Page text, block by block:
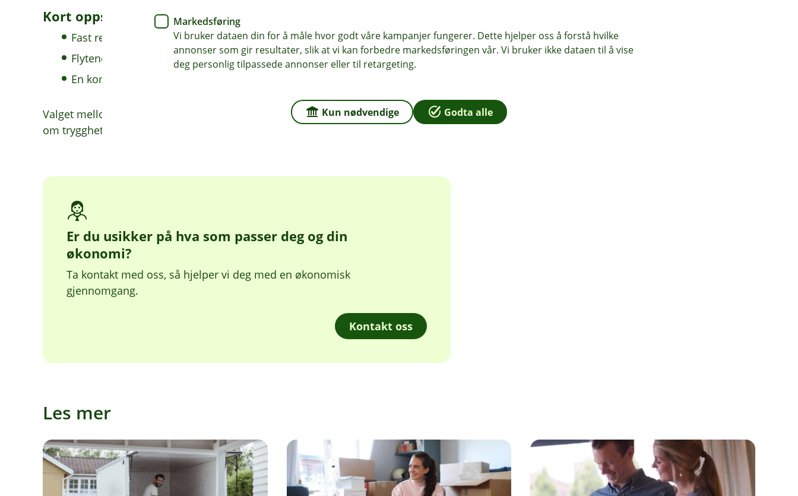
Kort oppsummert
Fast rente gir forutsigbarhet
Flytende rente gir frihet og kan bli billigere
En kombinasjon passer for mange
Valget mellom fast eller flytende rente handler ikke om å spå markedet – men
om trygghet, fleksibilitet og hva som passer best for deg.
Er du usikker på hva som passer deg og din
økonomi?
Ta kontakt med oss, så hjelper vi deg med en økonomisk
gjennomgang.
Kontakt oss
Les mer
Markedsføring
Vi bruker dataen din for å måle hvor godt våre kampanjer fungerer. Dette hjelper oss å forstå hvilke
annonser som gir resultater, slik at vi kan forbedre markedsføringen vår. Vi bruker ikke dataen til å vise
deg personlig tilpassede annonser eller til retargeting.
Kun nødvendige Godta alle